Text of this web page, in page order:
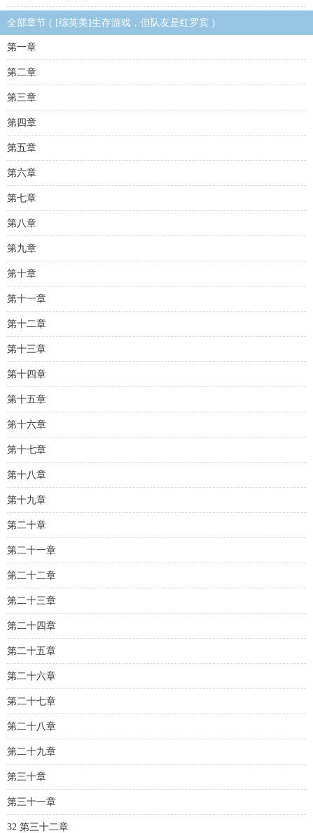
全部章节 ( [综英美]生存游戏，但队友是红罗宾 )
第一章
第二章
第三章
第四章
第五章
第六章
第七章
第八章
第九章
第十章
第十一章
第十二章
第十三章
第十四章
第十五章
第十六章
第十七章
第十八章
第十九章
第二十章
第二十一章
第二十二章
第二十三章
第二十四章
第二十五章
第二十六章
第二十七章
第二十八章
第二十九章
第三十章
第三十一章
32 第三十二章